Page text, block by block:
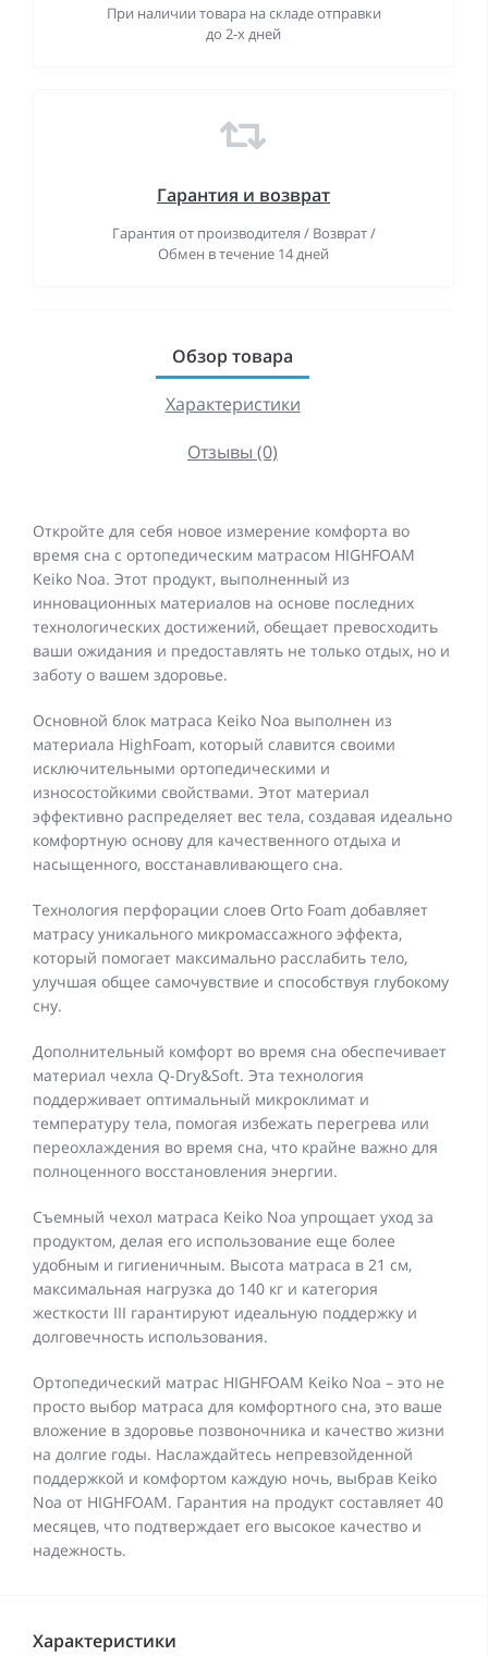
При наличии товара на складе отправки
до 2-х дней
Гарантия и возврат
Гарантия от производителя / Возврат /
Обмен в течение 14 дней
Обзор товара
Характеристики
Отзывы (0)
Откройте для себя новое измерение комфорта во
время сна с ортопедическим матрасом HIGHFOAM
Keiko Noa. Этот продукт, выполненный из
инновационных материалов на основе последних
технологических достижений, обещает превосходить
ваши ожидания и предоставлять не только отдых, но и
заботу о вашем здоровье.
Основной блок матраса Keiko Noa выполнен из
материала HighFoam, который славится своими
исключительными ортопедическими и
износостойкими свойствами. Этот материал
эффективно распределяет вес тела, создавая идеально
комфортную основу для качественного отдыха и
насыщенного, восстанавливающего сна.
Технология перфорации слоев Orto Foam добавляет
матрасу уникального микромассажного эффекта,
который помогает максимально расслабить тело,
улучшая общее самочувствие и способствуя глубокому
сну.
Дополнительный комфорт во время сна обеспечивает
материал чехла Q-Dry&Soft. Эта технология
поддерживает оптимальный микроклимат и
температуру тела, помогая избежать перегрева или
переохлаждения во время сна, что крайне важно для
полноценного восстановления энергии.
Съемный чехол матраса Keiko Noa упрощает уход за
продуктом, делая его использование еще более
удобным и гигиеничным. Высота матраса в 21 см,
максимальная нагрузка до 140 кг и категория
жесткости III гарантируют идеальную поддержку и
долговечность использования.
Ортопедический матрас HIGHFOAM Keiko Noa – это не
просто выбор матраса для комфортного сна, это ваше
вложение в здоровье позвоночника и качество жизни
на долгие годы. Наслаждайтесь непревзойденной
поддержкой и комфортом каждую ночь, выбрав Keiko
Noa от HIGHFOAM. Гарантия на продукт составляет 40
месяцев, что подтверждает его высокое качество и
надежность.
Характеристики